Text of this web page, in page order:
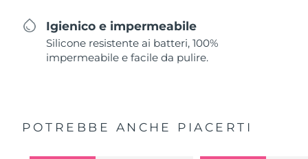
Igienico e impermeabile
Silicone resistente ai batteri, 100%
impermeabile e facile da pulire.
POTREBBE ANCHE PIACERTI